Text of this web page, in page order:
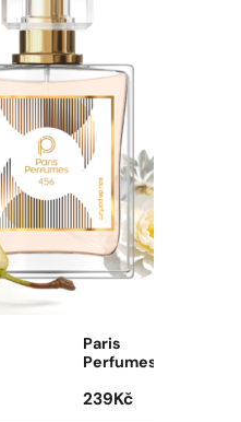
Paris
Perfumes
239 Kč